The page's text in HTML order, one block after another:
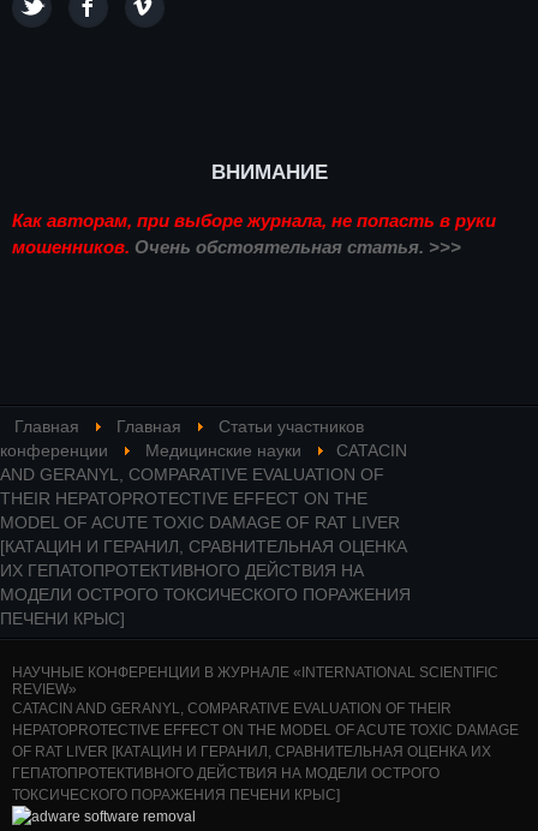
ВНИМАНИЕ
Как авторам, при выборе журнала, не попасть в руки
мошенников. Очень обстоятельная статья. >>>
Главная Главная
Статьи участников
конференции
Медицинские науки
CATACIN
AND GERANYL, COMPARATIVE EVALUATION OF
THEIR HEPATOPROTECTIVE EFFECT ON THE
MODEL OF ACUTE TOXIC DAMAGE OF RAT LIVER
[КАТАЦИН И ГЕРАНИЛ, СРАВНИТЕЛЬНАЯ ОЦЕНКА
ИХ ГЕПАТОПРОТЕКТИВНОГО ДЕЙСТВИЯ НА
МОДЕЛИ ОСТРОГО ТОКСИЧЕСКОГО ПОРАЖЕНИЯ
ПЕЧЕНИ КРЫС]
НАУЧНЫЕ КОНФЕРЕНЦИИ В ЖУРНАЛЕ «INTERNATIONAL SCIENTIFIC
REVIEW»
CATACIN AND GERANYL, COMPARATIVE EVALUATION OF THEIR
HEPATOPROTECTIVE EFFECT ON THE MODEL OF ACUTE TOXIC DAMAGE
OF RAT LIVER [КАТАЦИН И ГЕРАНИЛ, СРАВНИТЕЛЬНАЯ ОЦЕНКА ИХ
ГЕПАТОПРОТЕКТИВНОГО ДЕЙСТВИЯ НА МОДЕЛИ ОСТРОГО
ТОКСИЧЕСКОГО ПОРАЖЕНИЯ ПЕЧЕНИ КРЫС]